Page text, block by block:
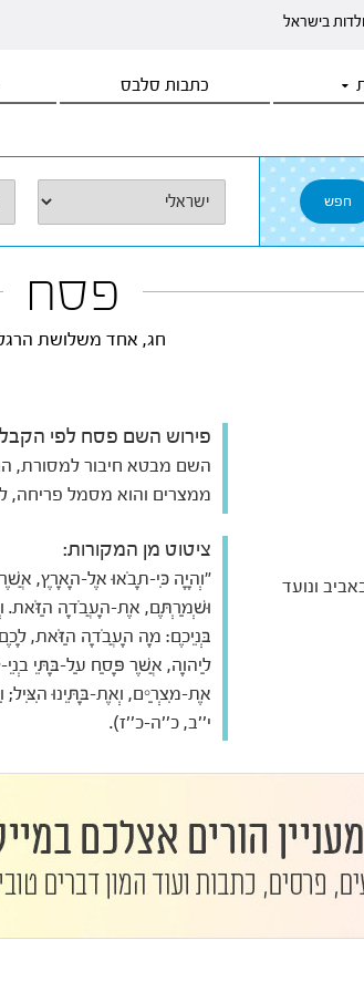
בישראל
כתבות סלבס
פסח
חג, אחד משלושת
ונועד
פירוש השם פסח לפי
השם מבטא חיבור למסורת,
ממצרים והוא מסמל פריחה,
ציטוט מן המקורות:
"וְהָיָה כִּי-תָבֹאוּ אֶל-הָאָרֶץ,
וּשְׁמַרְתֶּם, אֶת-הָעֲבֹדָה הַזֹּאת.
בְּנֵיכֶם: מָה הָעֲבֹדָה הַזֹּאת,
לַיהוָה, אֲשֶׁר פָּסַח עַל-בָּתֵּי
אֶת-מִצְרַיִם, וְאֶת-בָּתֵּינוּ הִצִּיל;
י''ב, כ''ה-כ''ז).